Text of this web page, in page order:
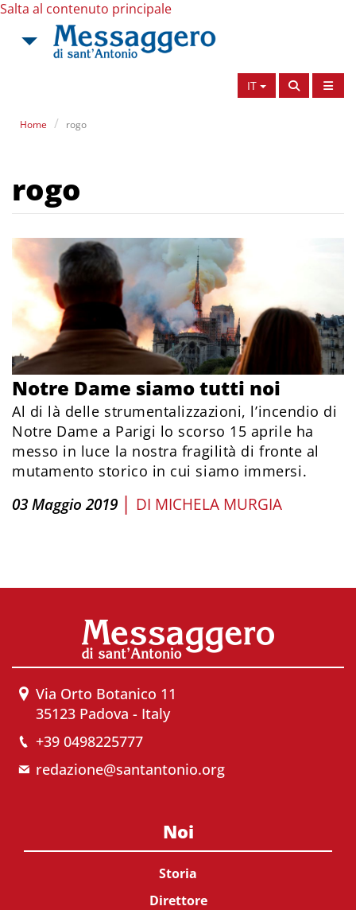
Salta al contenuto principale
IT
Home rogo
rogo
Notre Dame siamo tutti noi
Al di là delle strumentalizzazioni, l’incendio di
Notre Dame a Parigi lo scorso 15 aprile ha
messo in luce la nostra fragilità di fronte al
mutamento storico in cui siamo immersi.
03 Maggio 2019 | DI MICHELA MURGIA
Via Orto Botanico 11
35123 Padova - Italy
+39 0498225777
redazione@santantonio.org
Noi
Storia
Direttore